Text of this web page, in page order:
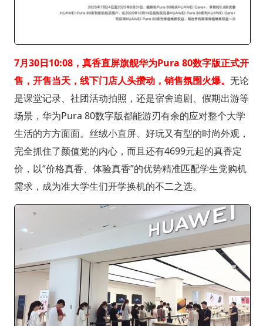
7月30日10:08，真香直屏旗舰华为Pura 80数字版正式开
售，开售当天，线下门店人头攒动，销售氛围火爆。 无论
是课堂记录、社团活动拍照，还是宿舍追剧、假期出游等
场景，华为Pura 80数字版都能游刃有余的应对整个大学
生活的方方面面。丝绒小直屏、好玩又有型的时尚外观，
完全抓住了颜值党的内心，而且还有4699元起的真香定
价，以“价格真香、体验真香”的优势精准匹配学生党购机
需求，成为准大学生们开学换机的不二之选。